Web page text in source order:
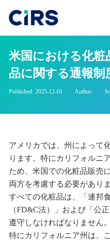
米国における化
品に関する通報制
Published: 2025-12-01 Author:
アメリカでは、州によって
ります。特にカリフォルニ
ため、米国での化粧品販売
両方を考慮する必要があり
すべての化粧品は、「連邦
（FD&C法）」および「公
遵守しなければなりません
特にカリフォルニア州は、